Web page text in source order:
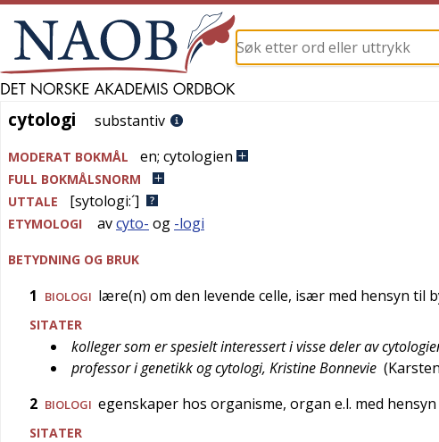
cytologi
cytologi substantiv
MODERAT BOKMÅL en; cytologien
FULL BOKMÅLSNORM
UTTALE
[sytologi:´]
ETYMOLOGI avcyto- og -logi
BETYDNING OG BRUK
1 BIOLOGI lære(n) om den levende celle, især med hensyn til
SITATER
kolleger som er spesielt interessert i visse deler av
professor i genetikk og cytologi, Kristine Bonnevie (
2 BIOLOGI egenskaper hos organisme, organ e.l. med
SITATER